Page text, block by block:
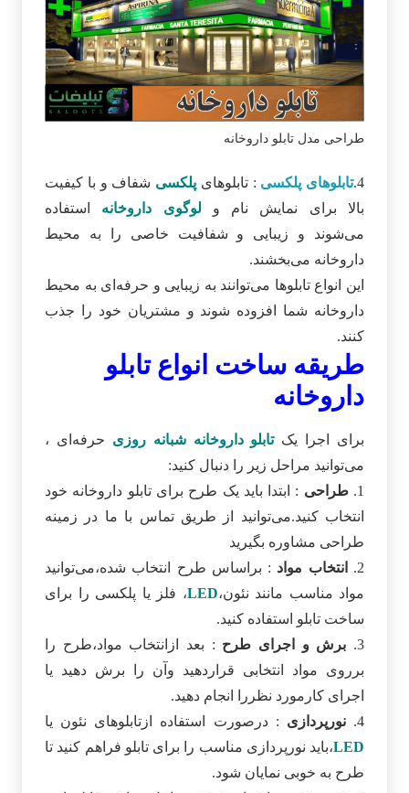
طراحی مدل تابلو داروخانه
4. تابلوهای پلکسی : تابلوهای پلکسی شفاف و با کیفیت
بالا برای نمایش نام و لوگوی داروخانه استفاده
می‌شوند و زیبایی و شفافیت خاصی را به محیط
داروخانه می‌بخشند.
این انواع تابلوها می‌توانند به زیبایی و حرفه‌ای به محیط
داروخانه شما افزوده شوند و مشتریان خود را جذب
کنند.
طریقه ساخت انواع تابلو
داروخانه
برای اجرا یک تابلو داروخانه شبانه روزی حرفه‌ای ،
می‌توانید مراحل زیر را دنبال کنید:
1.
طراحی : ابتدا باید یک طرح برای تابلو داروخانه خود
انتخاب کنید.می‌توانید از طریق تماس با ما در زمینه
طراحی مشاوره بگیرید
2.
انتخاب مواد : براساس طرح انتخاب شده،می‌توانید
مواد مناسب مانند نئون،LED، فلز یا پلکسی را برای
ساخت تابلو استفاده کنید.
3.
برش و اجرای طرح : بعد ازانتخاب مواد،طرح را
برروی مواد انتخابی قراردهید وآن را برش دهید یا
اجرای کارمورد نظررا انجام دهید.
4.
نورپردازی : درصورت استفاده ازتابلوهای نئون یا
LED،باید نورپردازی مناسب را برای تابلو فراهم کنید تا
طرح به خوبی نمایان شود.